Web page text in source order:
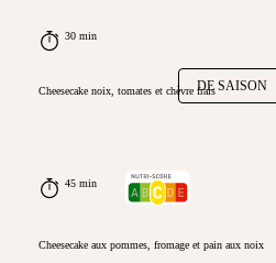
30 min
DE SAISON
Cheesecake noix, tomates et chèvre frais
45 min
Cheesecake aux pommes, fromage et pain aux noix